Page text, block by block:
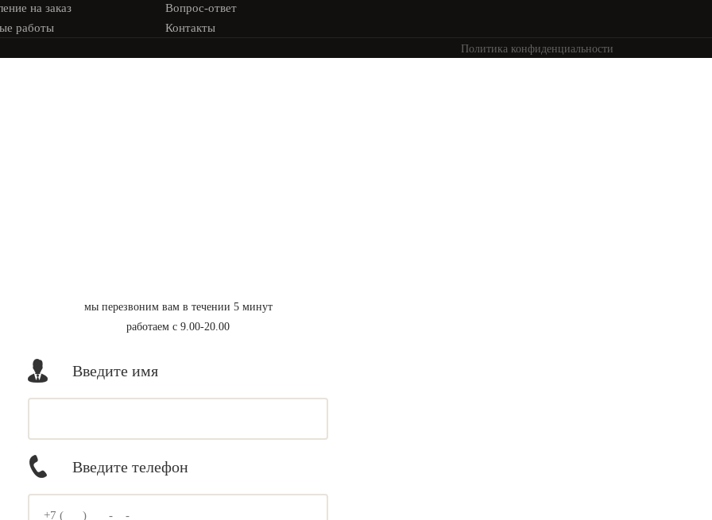
на заказ
работы
Вопрос-ответ
Контакты
Политика конфиденциальности
мы перезвоним вам в течении 5 минут
работаем с 9.00-20.00
Введите имя
Введите телефон